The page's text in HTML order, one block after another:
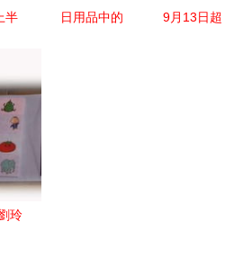
半
動
顧
日用品中的
9月13日超
玲